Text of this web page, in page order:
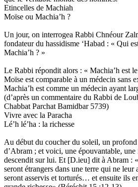
Etincelles de Machiah
Moïse ou Machia’h ?
Un jour, on interrogea Rabbi Chnéour
fondateur du hassidisme ‘Habad : « Qui
Machia’h ? »
Le Rabbi répondit alors : « Machia’h est
Moïse est comparable à un médecin sans
Machia’h est comme un médecin ayant
(d’après un commentaire du Rabbi de
Chabbat Parchat Bamidbar 5739)
Vivre avec la Paracha
Lé’h lé’ha : la richesse
Au début du coucher du soleil, un profond
d’Abram ; et voici, une épouvantable, une
descendit sur lui. Et [D.ieu] dit à Abram :
seront étrangers dans une terre qui ne
seront asservis et torturés… et ensuite ils